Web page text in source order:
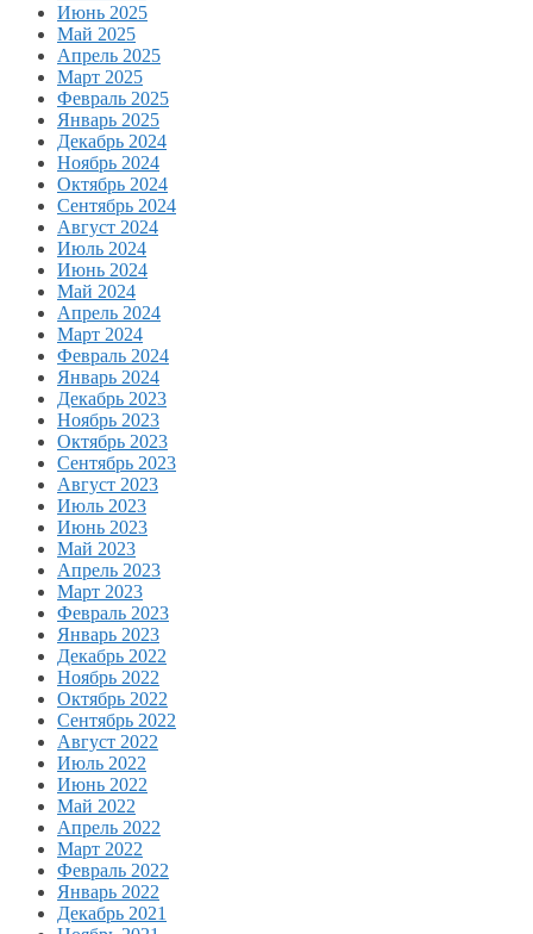
Июнь 2025
Май 2025
Апрель 2025
Март 2025
Февраль 2025
Январь 2025
Декабрь 2024
Ноябрь 2024
Октябрь 2024
Сентябрь 2024
Август 2024
Июль 2024
Июнь 2024
Май 2024
Апрель 2024
Март 2024
Февраль 2024
Январь 2024
Декабрь 2023
Ноябрь 2023
Октябрь 2023
Сентябрь 2023
Август 2023
Июль 2023
Июнь 2023
Май 2023
Апрель 2023
Март 2023
Февраль 2023
Январь 2023
Декабрь 2022
Ноябрь 2022
Октябрь 2022
Сентябрь 2022
Август 2022
Июль 2022
Июнь 2022
Май 2022
Апрель 2022
Март 2022
Февраль 2022
Январь 2022
Декабрь 2021